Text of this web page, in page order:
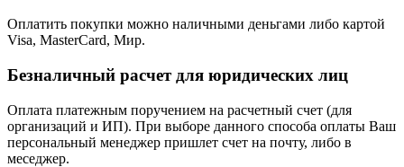
Оплатить покупки можно наличными деньгами либо картой
Visa, MasterCard, Мир.
Безналичный расчет для юридических лиц
Оплата платежным поручением на расчетный счет (для
организаций и ИП). При выборе данного способа оплаты Ваш
персональный менеджер пришлет счет на почту, либо в
меседжер.